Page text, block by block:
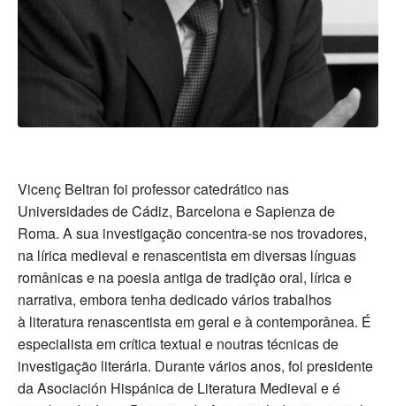
Vicenç Beltran foi professor catedrático nas
Universidades de Cádiz, Barcelona e Sapienza de
Roma. A sua investigação concentra-se nos trovadores,
na lírica medieval e renascentista em diversas línguas
românicas e na poesia antiga de tradição oral, lírica e
narrativa, embora tenha dedicado vários trabalhos
à literatura renascentista em geral e à contemporânea. É
especialista em crítica textual e noutras técnicas de
investigação literária. Durante vários anos, foi presidente
da Asociación Hispánica de Literatura Medieval e é